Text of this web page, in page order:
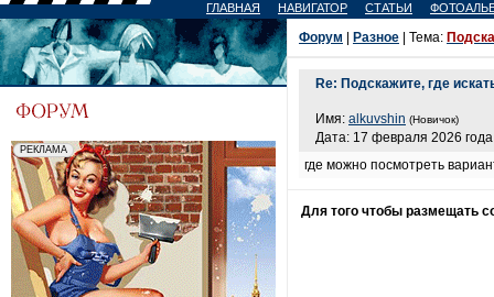
ГЛАВНАЯ НАВИГАТОР СТАТЬИ
Форум Разное | Тема:
Re: Подскажите, где
Имя: alkuvshin (Новичок)
Дата: 17 февраля 2026
где можно посмотреть
Для того чтобы размещать